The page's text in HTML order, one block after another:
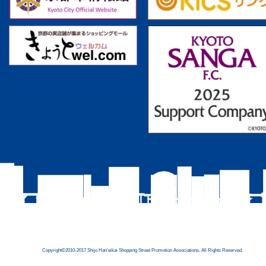
Copyright©2010-2017 Shijo Han'eikai Shopping Street Promotion Associations, All Rights Reserved.